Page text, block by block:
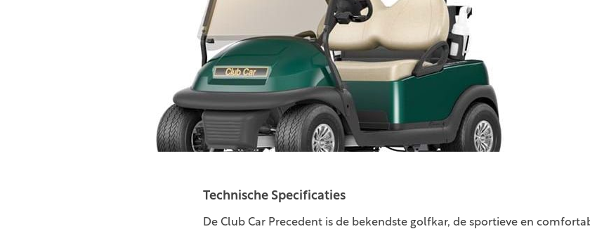
Technische Specificaties
De Club Car Precedent is de bekendste golfkar, de sportieve en